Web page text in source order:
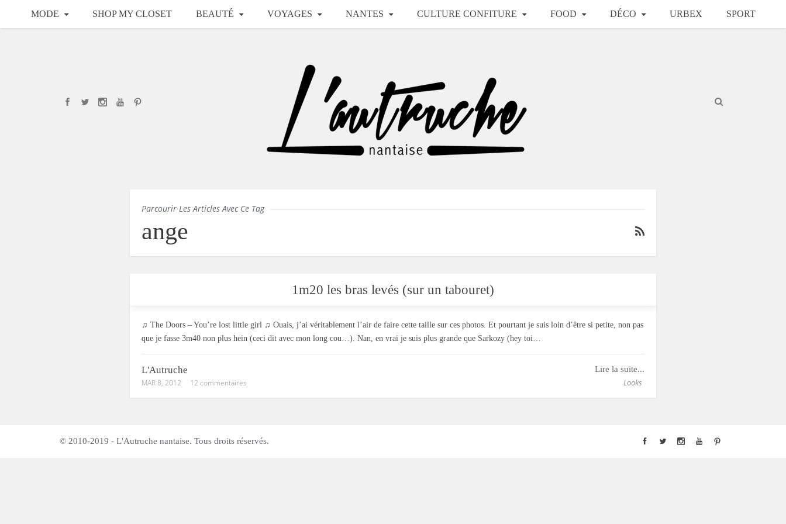
MODE SHOP MY CLOSET BEAUTÉ VOYAGES NANTES CULTURE CONFITURE FOOD DÉCO URBEX SPORT
Parcourir Les Articles Avec Ce Tag
ange
1m20 les bras levés (sur un tabouret)
♫ The Doors – You’re lost little girl ♫ Ouais, j’ai véritablement l’air de faire cette taille sur ces photos. Et pourtant je suis loin d’être si petite, non pas
que je fasse 3m40 non plus hein (ceci dit avec mon long cou…). Nan, en vrai je suis plus grande que Sarkozy (hey toi…
Lire la suite...
Looks
L'Autruche
MAR 8, 2012 12 commentaires
© 2010-2019 - L'Autruche nantaise. Tous droits réservés.